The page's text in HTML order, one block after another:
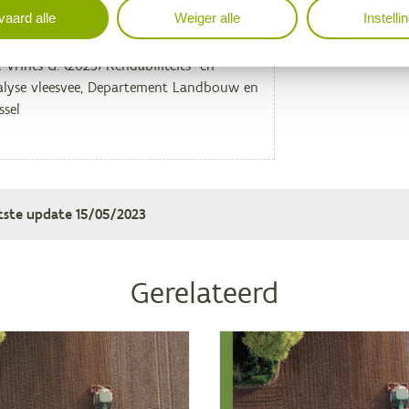
gebruik van deze publicatie
update 15/05/2023
Gerelateerd
alle Weiger alle